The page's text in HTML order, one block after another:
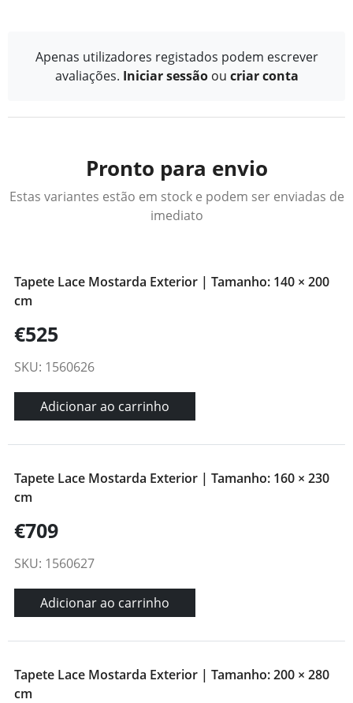
Apenas utilizadores registados podem escrever
avaliações. Iniciar sessão ou criar conta
Pronto para envio
Estas variantes estão em stock e podem ser enviadas de
imediato
Tapete Lace Mostarda Exterior | Tamanho: 140 × 200
cm
€525
SKU: 1560626
Adicionar ao carrinho
Tapete Lace Mostarda Exterior | Tamanho: 160 × 230
cm
€709
SKU: 1560627
Adicionar ao carrinho
Tapete Lace Mostarda Exterior | Tamanho: 200 × 280
cm